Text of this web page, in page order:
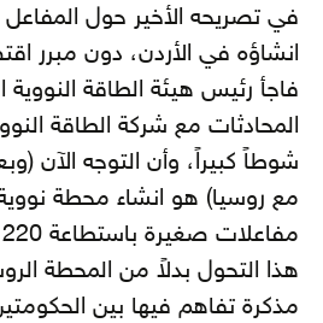
في تصريحه الأخير حول المفاعل
انشاؤه في الأردن، دون مبرر
فاجأ رئيس هيئة الطاقة النووية
المحادثات مع شركة الطاقة
شوطاً كبيراً، وأن التوجه الآن
مع روسيا) هو انشاء محطة
هذا التحول بدلاً من المحطة
مذكرة تفاهم فيها بين